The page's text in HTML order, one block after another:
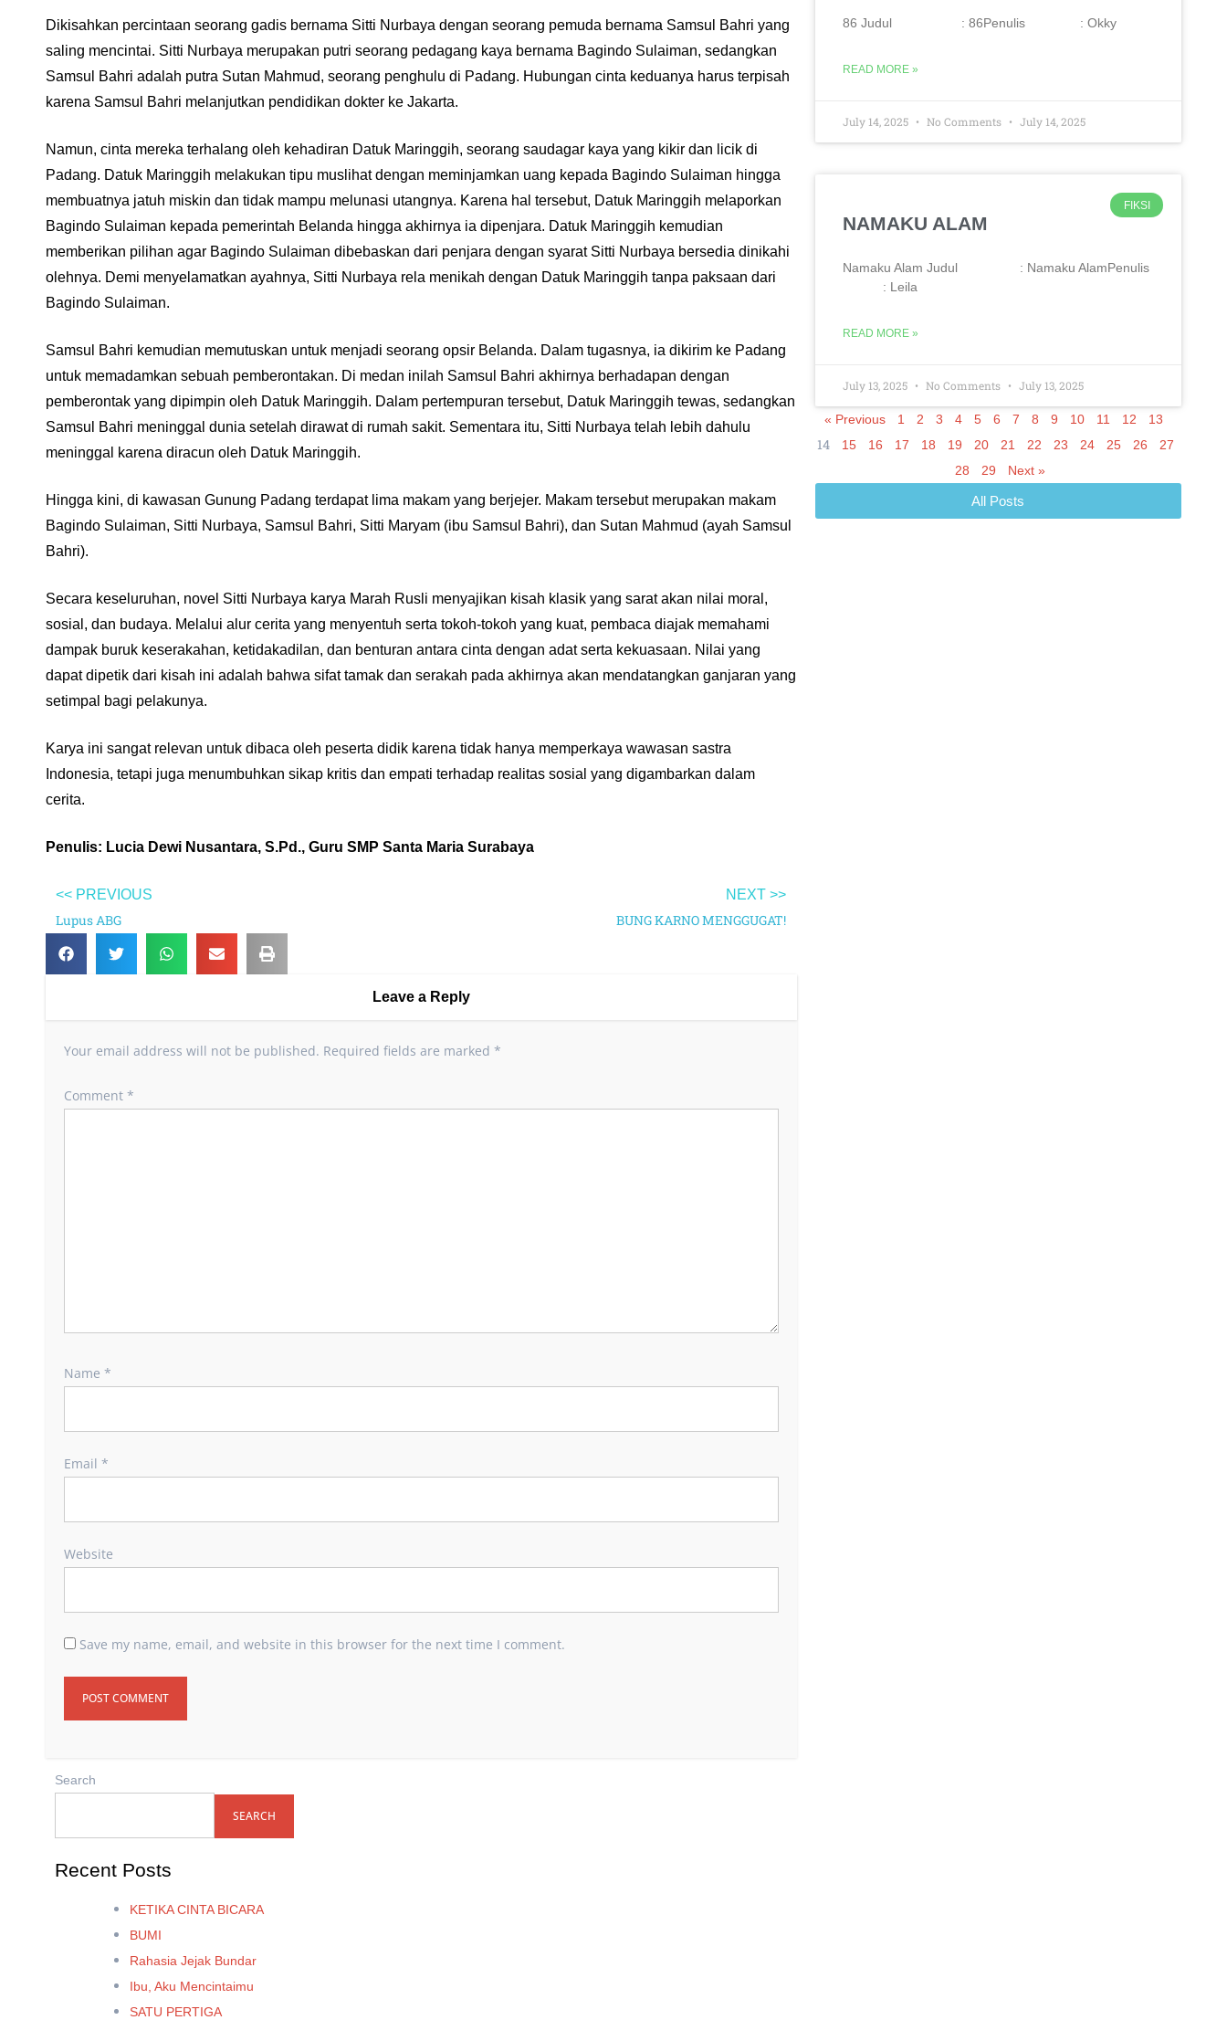
Dikisahkan percintaan seorang gadis bernama Sitti Nurbaya dengan seorang pemuda bernama Samsul Bahri yang
saling mencintai. Sitti Nurbaya merupakan putri seorang pedagang kaya bernama Bagindo Sulaiman, sedangkan
Samsul Bahri adalah putra Sutan Mahmud, seorang penghulu di Padang. Hubungan cinta keduanya harus terpisah
karena Samsul Bahri melanjutkan pendidikan dokter ke Jakarta.
Namun, cinta mereka terhalang oleh kehadiran Datuk Maringgih, seorang saudagar kaya yang kikir dan licik di
Padang. Datuk Maringgih melakukan tipu muslihat dengan meminjamkan uang kepada Bagindo Sulaiman hingga
membuatnya jatuh miskin dan tidak mampu melunasi utangnya. Karena hal tersebut, Datuk Maringgih melaporkan
Bagindo Sulaiman kepada pemerintah Belanda hingga akhirnya ia dipenjara. Datuk Maringgih kemudian
memberikan pilihan agar Bagindo Sulaiman dibebaskan dari penjara dengan syarat Sitti Nurbaya bersedia dinikahi
olehnya. Demi menyelamatkan ayahnya, Sitti Nurbaya rela menikah dengan Datuk Maringgih tanpa paksaan dari
Bagindo Sulaiman.
Samsul Bahri kemudian memutuskan untuk menjadi seorang opsir Belanda. Dalam tugasnya, ia dikirim ke Padang
untuk memadamkan sebuah pemberontakan. Di medan inilah Samsul Bahri akhirnya berhadapan dengan
pemberontak yang dipimpin oleh Datuk Maringgih. Dalam pertempuran tersebut, Datuk Maringgih tewas, sedangkan
Samsul Bahri meninggal dunia setelah dirawat di rumah sakit. Sementara itu, Sitti Nurbaya telah lebih dahulu
meninggal karena diracun oleh Datuk Maringgih.
Hingga kini, di kawasan Gunung Padang terdapat lima makam yang berjejer. Makam tersebut merupakan makam
Bagindo Sulaiman, Sitti Nurbaya, Samsul Bahri, Sitti Maryam (ibu Samsul Bahri), dan Sutan Mahmud (ayah Samsul
Bahri).
Secara keseluruhan, novel Sitti Nurbaya karya Marah Rusli menyajikan kisah klasik yang sarat akan nilai moral,
sosial, dan budaya. Melalui alur cerita yang menyentuh serta tokoh-tokoh yang kuat, pembaca diajak memahami
dampak buruk keserakahan, ketidakadilan, dan benturan antara cinta dengan adat serta kekuasaan. Nilai yang
dapat dipetik dari kisah ini adalah bahwa sifat tamak dan serakah pada akhirnya akan mendatangkan ganjaran yang
setimpal bagi pelakunya.
Karya ini sangat relevan untuk dibaca oleh peserta didik karena tidak hanya memperkaya wawasan sastra
Indonesia, tetapi juga menumbuhkan sikap kritis dan empati terhadap realitas sosial yang digambarkan dalam
cerita.
Penulis: Lucia Dewi Nusantara, S.Pd., Guru SMP Santa Maria Surabaya
<< PREVIOUS
Lupus ABG
NEXT >>
BUNG KARNO MENGGUGAT!
Leave a Reply
Your email address will not be published. Required fields are marked *
Comment *
Name *
Email *
Website
Save my name, email, and website in this browser for the next time I comment.
Search
SEARCH
Recent Posts
KETIKA CINTA BICARA
BUMI
Rahasia Jejak Bundar
Ibu, Aku Mencintaimu
SATU PERTIGA
86 Judul : 86Penulis : Okky
READ MORE »
July 14, 2025 No Comments July 14, 2025
FIKSI
NAMAKU ALAM
Namaku Alam Judul : Namaku AlamPenulis
: Leila
READ MORE »
July 13, 2025 No Comments July 13, 2025
« Previous 1 2 3 4 5 6 7 8 9 10 11 12 13
14 15 16 17 18 19 20 21 22 23 24 25 26
27
28
29 Next »
All Posts